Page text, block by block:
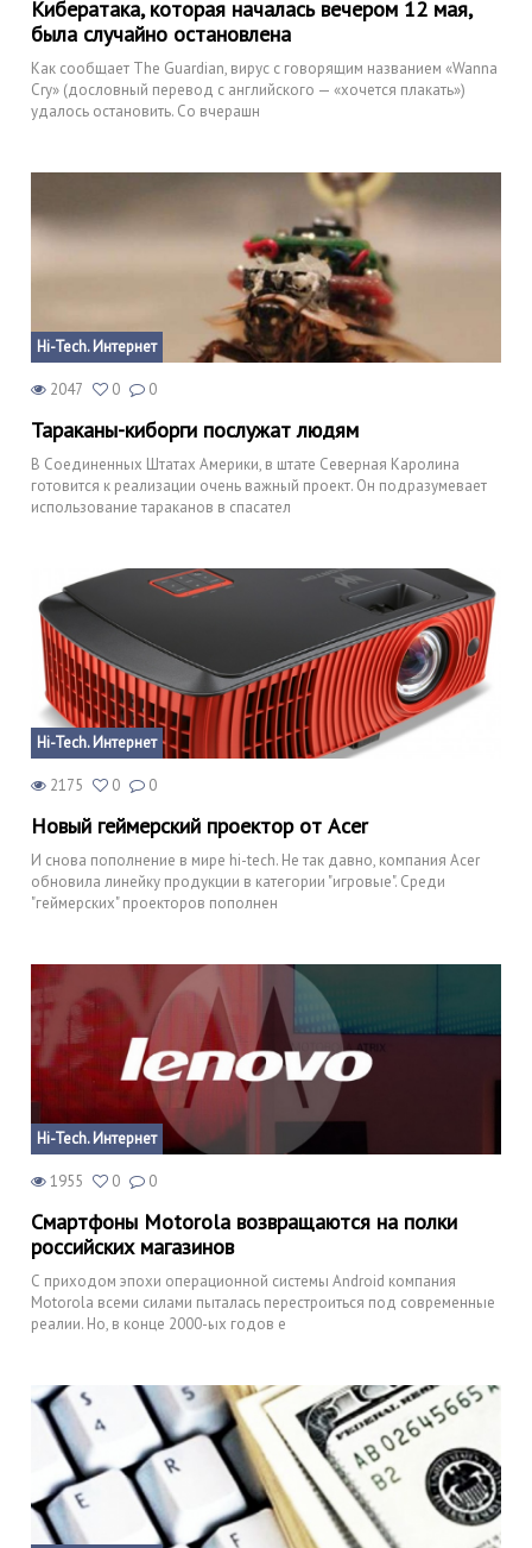
Кибератака, которая началась вечером 12 мая,
была случайно остановлена
Как сообщает The Guardian, вирус с говорящим названием «Wanna
Cry» (дословный перевод с английского — «хочется плакать»)
удалось остановить. Со вчерашн
Hi-Tech. Интернет
2047 0 0
Тараканы-киборги послужат людям
В Соединенных Штатах Америки, в штате Северная Каролина
готовится к реализации очень важный проект. Он подразумевает
использование тараканов в спасател
Hi-Tech. Интернет
2175 0 0
Новый геймерский проектор от Acer
И снова пополнение в мире hi-tech. Не так давно, компания Acer
обновила линейку продукции в категории "игровые". Среди
"геймерских" проекторов пополнен
Hi-Tech. Интернет
1955 0 0
Смартфоны Motorola возвращаются на полки
российских магазинов
С приходом эпохи операционной системы Android компания
Motorola всеми силами пыталась перестроиться под современные
реалии. Но, в конце 2000-ых годов е